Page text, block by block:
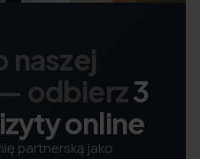
naszej
odbierz3
online
partnerską jako